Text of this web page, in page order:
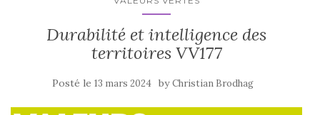
Durabilité et intelligence des
territoires VV177
Posté le 13 mars 2024 byChristian Brodhag